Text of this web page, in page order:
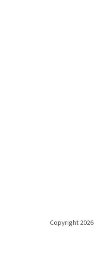
Copyright 2026